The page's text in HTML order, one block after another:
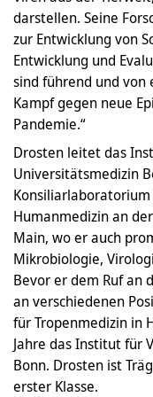
darstellen. Seine
zur Entwicklung von
Entwicklung und
sind führend und von
Kampf gegen neue
Pandemie.“
Drosten leitet das
Universitätsmedizin
Humanmedizin an
Main, wo er auch
Mikrobiologie,
Bevor er dem Ruf an
an verschiedenen
für Tropenmedizin in
Jahre das Institut für
Bonn. Drosten ist
erster Klasse.